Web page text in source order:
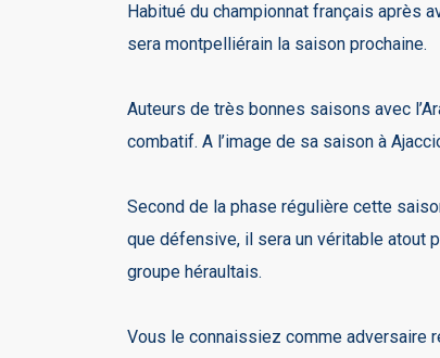
Habitué du championnat français après
sera montpelliérain la saison prochaine.
Auteurs de très bonnes saisons avec
combatif. A l’image de sa saison à
Second de la phase régulière cette
que défensive, il sera un véritable atout
groupe héraultais.
Vous le connaissiez comme adversaire